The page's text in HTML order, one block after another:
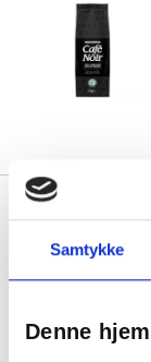
Samtykke
Denne